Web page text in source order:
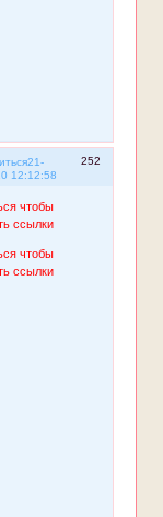
252
21-
12:12:58
чтобы
ссылки
чтобы
ссылки